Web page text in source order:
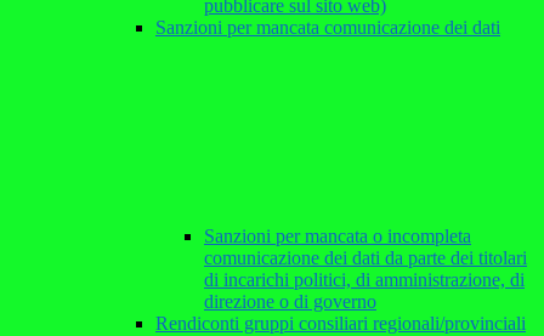
pubblicare sul sito web)
Sanzioni per mancata comunicazione dei dati
Sanzioni per mancata o incompleta
comunicazione dei dati da parte dei titolari
di incarichi politici, di amministrazione, di
direzione o di governo
Rendiconti gruppi consiliari regionali/provinciali